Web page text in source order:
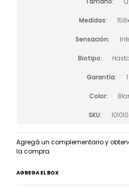
Medidas
Sensación
Biotipo
Garantía
Color
SKU
Agregá un complementario y
la compra.
AGREGA EL BOX